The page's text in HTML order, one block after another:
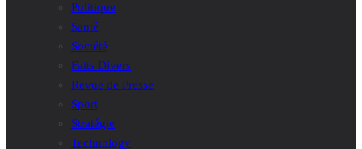
Politique
Santé
Société
Faits Divers
Revue de Presse
Sport
Stratégie
Technology